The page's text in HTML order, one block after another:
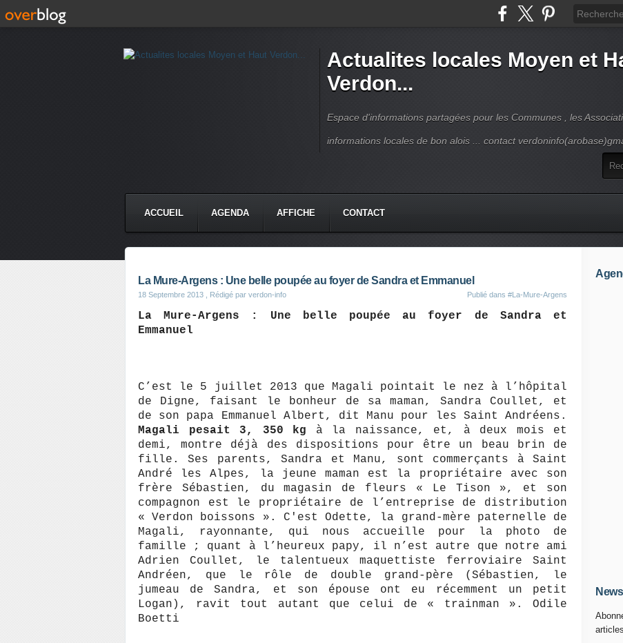
Actualites locales Moyen et
Verdon...
Espace d'informations partagées pour les Communes , les
informations locales de bon alois ... contact
ACCUEIL AGENDA AFFICHE CONTACT
La Mure-Argens : Une belle poupée au foyer de Sandra et Emmanuel
18 Septembre 2013 , Rédigé par verdon-info Publié dans #La-Mure-Argens
La Mure-Argens : Une belle poupée au foyer de Sandra et
Emmanuel
C’est le 5 juillet 2013 que Magali pointait le nez à l’hôpital
de Digne, faisant le bonheur de sa maman, Sandra Coullet, et
de son papa Emmanuel Albert, dit Manu pour les Saint Andréens.
Magali pesait 3, 350 kg à la naissance, et, à deux mois et
demi, montre déjà des dispositions pour être un beau brin de
fille. Ses parents, Sandra et Manu, sont commerçants à Saint
André les Alpes, la jeune maman est la propriétaire avec son
frère Sébastien, du magasin de fleurs « Le Tison », et son
compagnon est le propriétaire de l’entreprise de distribution
« Verdon boissons ». C'est Odette, la grand-mère paternelle de
Magali, rayonnante, qui nous accueille pour la photo de
famille ; quant à l’heureux papy, il n’est autre que notre ami
Adrien Coullet, le talentueux maquettiste ferroviaire Saint
Andréen, que le rôle de double grand-père (Sébastien, le
jumeau de Sandra, et son épouse ont eu récemment un petit
Logan), ravit tout autant que celui de « trainman ». Odile
Boetti